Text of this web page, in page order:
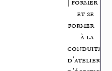
| former
et se
former
à la
conduite
d’atelier